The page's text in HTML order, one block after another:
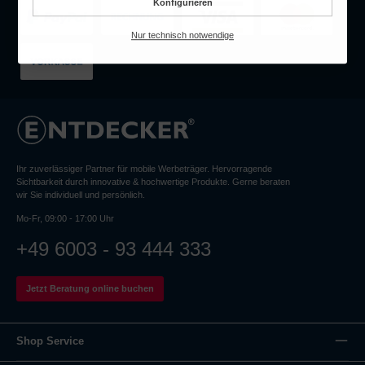
Ihr zuverlässiger Partner für mobile Werbeträger. Hervorragende
Sichtbarkeit durch innovative & hochwertige Produkte. Gerne beraten
wir Sie individuell und persönlich.
Mo-Fr, 09:00 - 17:00 Uhr
+49 6003 - 93 444 333
Jetzt Beratung online buchen
Shop Service
Nur technisch notwendige
Konfigurieren